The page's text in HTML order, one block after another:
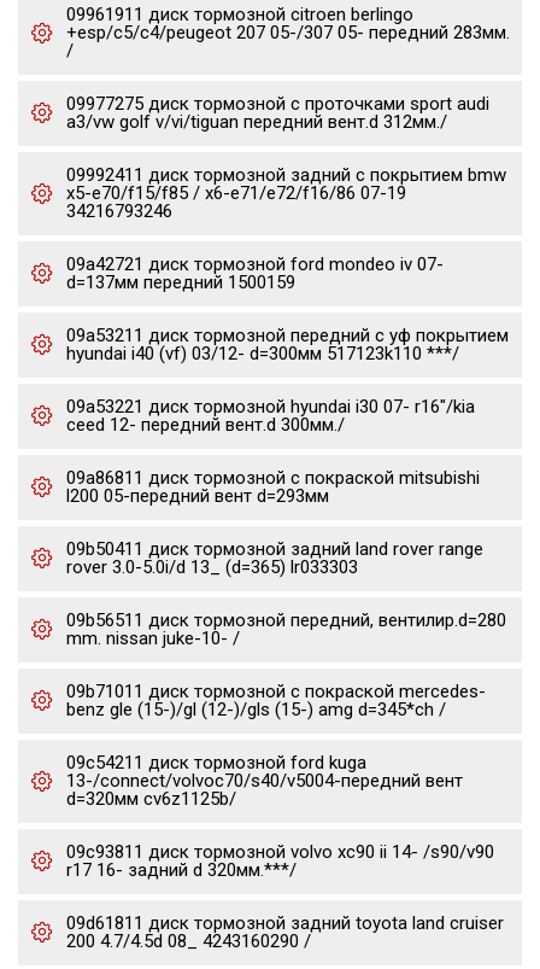
09961911 диск тормозной citroen berlingo
+esp/c5/c4/peugeot 207 05-/307 05- передний 283мм.
/
09977275 диск тормозной c проточками sport audi
a3/vw golf v/vi/tiguan передний вент.d 312мм./
09992411 диск тормозной задний с покрытием bmw
x5-e70/f15/f85 / x6-e71/e72/f16/86 07-19
34216793246
09a42721 диск тормозной ford mondeo iv 07-
d=137мм передний 1500159
09a53211 диск тормозной передний с уф покрытием
hyundai i40 (vf) 03/12- d=300мм 517123k110 ***/
09a53221 диск тормозной hyundai i30 07- r16"/kia
ceed 12- передний вент.d 300мм./
09a86811 диск тормозной с покраской mitsubishi
l200 05-передний вент d=293мм
09b50411 диск тормозной задний land rover range
rover 3.0-5.0i/d 13_ (d=365) lr033303
09b56511 диск тормозной передний, вентилир.d=280
mm. nissan juke-10- /
09b71011 диск тормозной с покраской mercedes-
benz gle (15-)/gl (12-)/gls (15-) amg d=345*ch /
09c54211 диск тормозной ford kuga
13-/connect/volvoc70/s40/v5004-передний вент
d=320мм cv6z1125b/
09c93811 диск тормозной volvo xc90 ii 14- /s90/v90
r17 16- задний d 320мм.***/
09d61811 диск тормозной задний toyota land cruiser
200 4.7/4.5d 08_ 4243160290 /